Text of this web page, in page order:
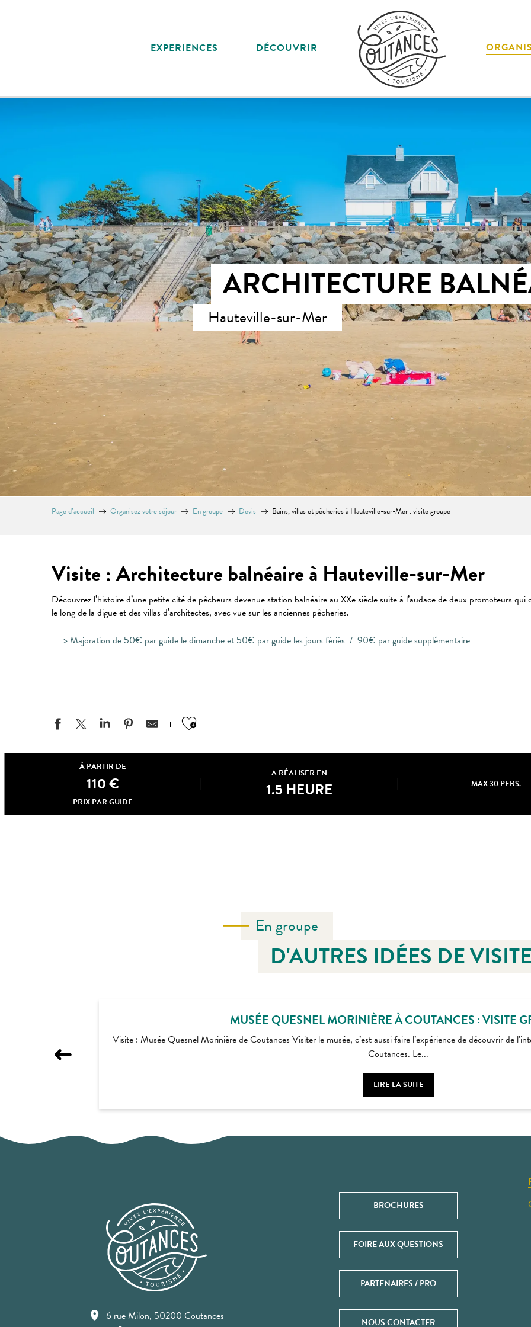
EXPERIENCES DÉCOUVRIR
ARCHITECTURE
Hauteville-sur-Mer
Page d’accueil Organisez votre séjour En groupe Devis Bains, villas et pêcheries à Hauteville-sur-Mer : visite groupe
Visite : Architecture balnéaire à Hauteville-sur-Mer
Découvrez l’histoire d’une petite cité de pêcheurs devenue station balnéaire au XXe siècle suite à l’audace de deux promoteurs
le long de la digue et des villas d’architectes, avec vue sur les anciennes pêcheries.
> Majoration de 50€ par guide le dimanche et 50€ par guide les jours fériés / 90€ par guide supplémentaire
Ajouter aux favoris
À PARTIR DE
110€
PRIX PAR GUIDE
A RÉALISER EN
1.5 HEURE MAX 30 PERS.
En groupe
D'AUTRES IDÉES DE
MUSÉE QUESNEL MORINIÈRE À COUTANCES : VISITE
Visite : Musée Quesnel Morinière de Coutances Visiter le musée, c’est aussi faire l’expérience de découvrir de
Coutances. Le...
LIRE LA SUITE
6 rue Milon, 50200 Coutances
BROCHURES
FOIRE AUX QUESTIONS
PARTENAIRES / PRO
NOUS CONTACTER